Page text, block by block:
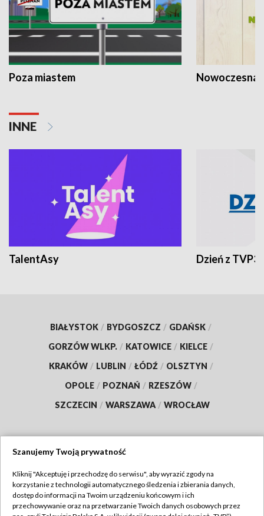
Poza miastem Nowoczesna
INNE
TalentAsy Dzień z TVP3
BIAŁYSTOK / BYDGOSZCZ / GDAŃSK /
GORZÓW WLKP. / KATOWICE / KIELCE /
KRAKÓW / LUBLIN / ŁÓDŹ / OLSZTYN /
OPOLE / POZNAŃ / RZESZÓW /
SZCZECIN / WARSZAWA / WROCŁAW
TVP
Abonament TVP
Regulamin TVP
Szanujemy Twoją prywatność
Kliknij "Akceptuję i przechodzę do serwisu", aby wyrazić zgody na
korzystanie z technologii automatycznego śledzenia i zbierania danych,
dostęp do informacji na Twoim urządzeniu końcowym i ich
przechowywanie oraz na przetwarzanie Twoich danych osobowych przez